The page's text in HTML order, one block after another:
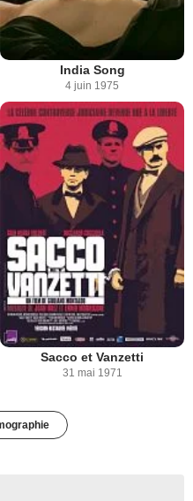
India Song
4 juin 1975
Sacco et Vanzetti
31 mai 1971